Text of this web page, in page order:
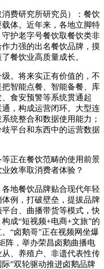
费研究所研究员）：餐饮
体。近年来，各地立脚特
护老字号餐饮取餐饮类非
力强的出名餐饮品牌，摸
餐饮业高质量成长。
。将来实正有价值的，不
智能点餐、智能备餐、库
食安预警等系统贯通起
，构成运营闭环。大型连
统整合和数据使用能力；
平台和东西中的运营数据
正在餐饮范畴的使用前景
效率取消费者体验？
地餐饮品牌贴合现代年轻
例，打破壁垒，提拔品牌
台、曲播带货等模式，快
成“短视频+电商+文旅”的
“卤鹅哥”正在视频网坐爆
阵，举办荣昌卤鹅曲播电
、养殖户、非遗代表性传
”双轮驱动推进卤鹅品牌